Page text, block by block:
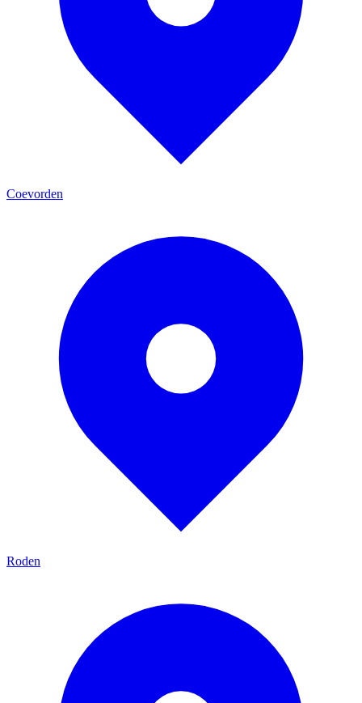
Coevorden
Roden